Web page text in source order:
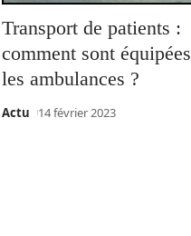
Transport de patients :
comment sont équipées
les ambulances ?
Actu 14 février 2023